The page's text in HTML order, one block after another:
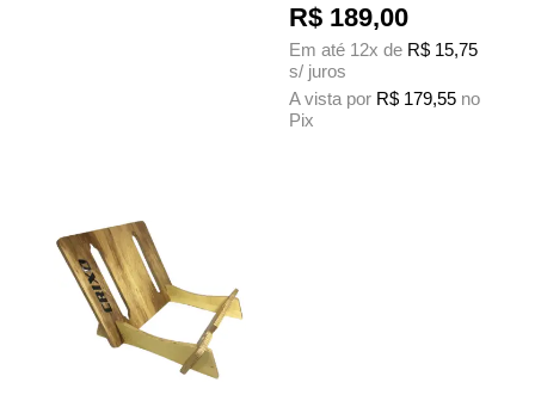
R$ 189,00
Em até 12x de R$ 15,75
s/ juros
A vista por R$ 179,55 no
Pix